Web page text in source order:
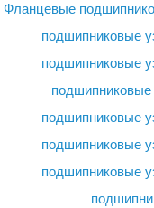
Фланцевые
подшипниковые
подшипниковые
подшипниковые
подшипниковые
подшипниковые